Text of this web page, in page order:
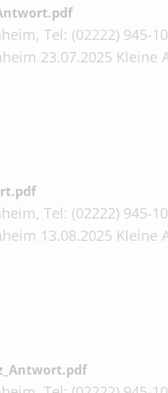
Tel: (02222) 945-
23.07.2025 Kleine
Tel: (02222) 945-
13.08.2025 Kleine